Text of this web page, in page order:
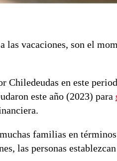
vacaciones, son el
Chiledeudas en este
este año (2023) para
familias en
las personas